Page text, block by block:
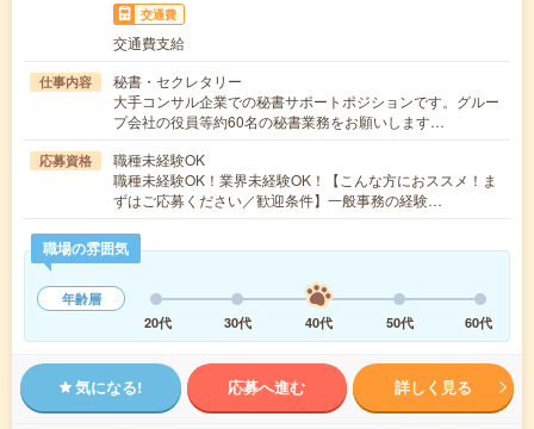
交通費
交通費支給
仕事内容
秘書・セクレタリー
大手コンサル企業での秘書サポートポジションです。グルー
プ会社の役員等約60名の秘書業務をお願いします…
応募資格
職種未経験OK
職種未経験OK！業界未経験OK！【こんな方におススメ！ま
ずはご応募ください／歓迎条件】一般事務の経験…
職場の雰囲気
年齢層
20代
30代 40代 50代 60代
気になる! 応募へ進む 詳しく見る